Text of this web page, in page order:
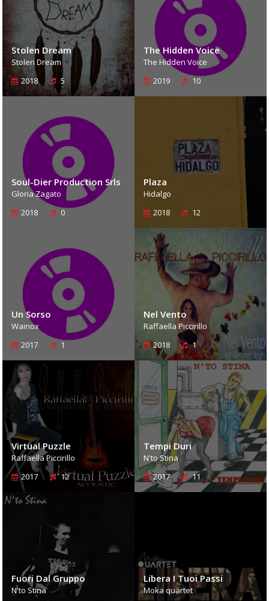
Stolen Dream
Stolen Dream
2018
5
The Hidden Voice
The Hidden Voice
2019
10
Soul-Dier Production Srls
Gloria Zagato
2018
0
Plaza
Hidalgo
2018
12
Un Sorso
Wainox
2017
1
Nel Vento
Raffaella Piccirillo
2018
1
Virtual Puzzle
Raffaella Piccirillo
2017
12
Tempi Duri
N'to Stina
2017
11
Fuori Dal Gruppo
N'to Stina
Libera I Tuoi Passi
Moka quartet